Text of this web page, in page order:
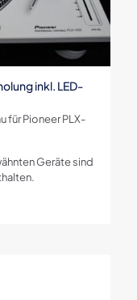
inkl. LED-
für Pioneer PLX-
Geräte sind